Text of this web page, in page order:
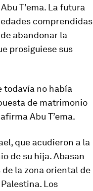
T’ema. La futura
comprendidas
abandonar la
prosiguiese sus
todavía no había
de matrimonio
Abu T’ema.
que acudieron a la
de su hija. Abasan
la zona oriental de
Los